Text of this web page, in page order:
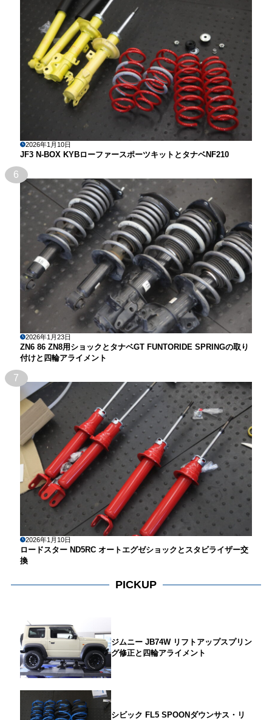
2026年1月10日
JF3 N-BOX KYBローファースポーツキットとタナベNF210
6
2026年1月23日
ZN6 86 ZN8用ショックとタナベGT FUNTORIDE SPRINGの取り
付けと四輪アライメント
7
2026年1月10日
ロードスター ND5RC オートエグゼショックとスタビライザー交
換
PICKUP
ジムニー JB74W リフトアップスプリン
グ修正と四輪アライメント
シビック FL5 SPOONダウンサス・リ